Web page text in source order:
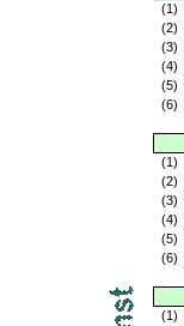
(1)
(2)
(3)
(4)
(5)
(6)
(1)
(2)
(3)
(4)
(5)
(6)
(1)